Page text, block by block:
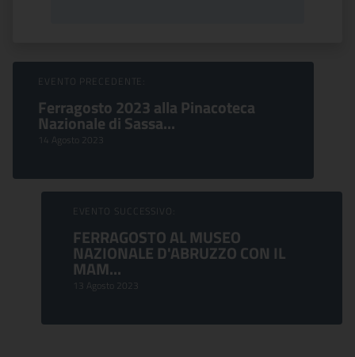
Sfoglia Eventi
EVENTO PRECEDENTE:
Ferragosto 2023 alla Pinacoteca
Nazionale di Sassa...
14 Agosto 2023
EVENTO SUCCESSIVO:
FERRAGOSTO AL MUSEO
NAZIONALE D'ABRUZZO CON IL
MAM...
13 Agosto 2023